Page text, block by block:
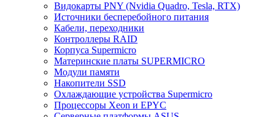
Видокарты PNY (Nvidia Quadro, Tesla, RTX)
Источники бесперебойного питания
Кабели, переходники
Контроллеры RAID
Корпуса Supermicro
Материнские платы SUPERMICRO
Модули памяти
Накопители SSD
Охлаждающие устройства Supermicro
Процессоры Xeon и EPYC